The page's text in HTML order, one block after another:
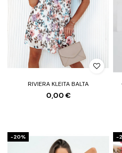
RIVIERA KLEITA BALTA
0,00 €
-20% -